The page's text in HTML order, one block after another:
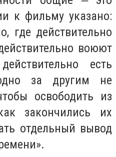
к фильму указано:
где действительно
воюют
есть
за другим не
освободить из
закончились их
отдельный вывод